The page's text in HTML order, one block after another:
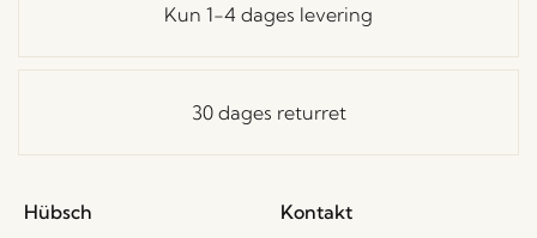
Kun 1-4 dages levering
30 dages returret
Hübsch
Kontakt